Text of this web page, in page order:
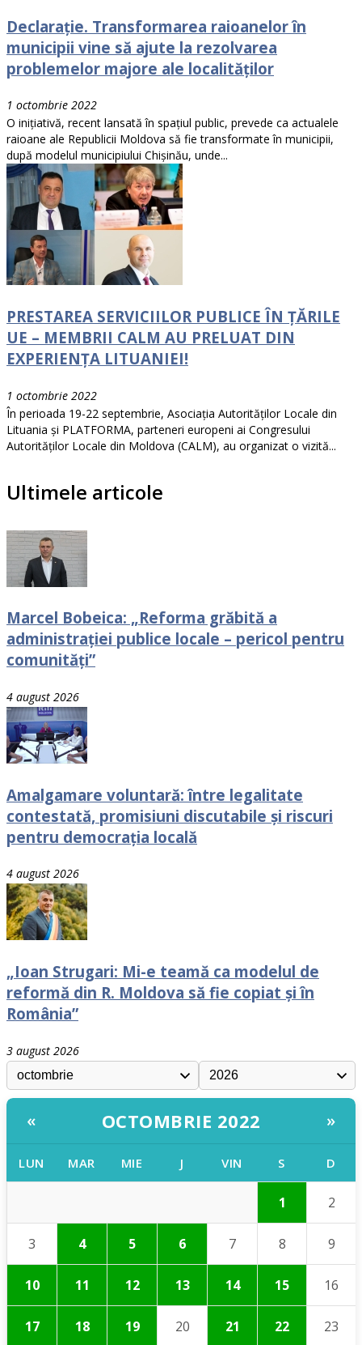
Declarație. Transformarea raioanelor în
municipii vine să ajute la rezolvarea
problemelor majore ale localităților
1 octombrie 2022
O inițiativă, recent lansată în spațiul public, prevede ca actualele
raioane ale Republicii Moldova să fie transformate în municipii,
după modelul municipiului Chișinău, unde...
PRESTAREA SERVICIILOR PUBLICE ÎN ȚĂRILE
UE – MEMBRII CALM AU PRELUAT DIN
EXPERIENȚA LITUANIEI!
1 octombrie 2022
În perioada 19-22 septembrie, Asociația Autorităților Locale din
Lituania și PLATFORMA, parteneri europeni ai Congresului
Autorităților Locale din Moldova (CALM), au organizat o vizită...
Ultimele articole
Marcel Bobeica: „Reforma grăbită a
administrației publice locale – pericol pentru
comunități”
4 august 2026
Amalgamare voluntară: între legalitate
contestată, promisiuni discutabile și riscuri
pentru democrația locală
4 august 2026
„Ioan Strugari: Mi-e teamă ca modelul de
reformă din R. Moldova să fie copiat și în
România”
3 august 2026
« OCTOMBRIE 2022 »
LUN MAR MIE J VIN S D
1 2
3 4 5 6 7 8 9
10 11 12 13 14 15 16
17 18 19 20 21 22 23